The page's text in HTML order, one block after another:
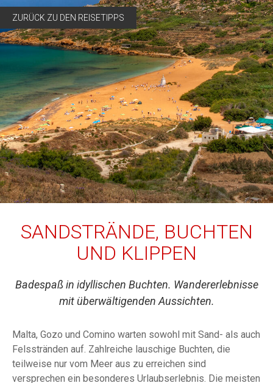
Englischkurs Erwachsene
Tauchen
Aktivitäten
ZURÜCK ZU DEN REISETIPPS
SANDSTRÄNDE, BUCHTEN
UND KLIPPEN
Badespaß in idyllischen Buchten. Wandererlebnisse
mit überwältigenden Aussichten.
Malta, Gozo und Comino warten sowohl mit Sand- als auch
Felsstränden auf. Zahlreiche lauschige Buchten, die
teilweise nur vom Meer aus zu erreichen sind
versprechen ein besonderes Urlaubserlebnis. Die meisten